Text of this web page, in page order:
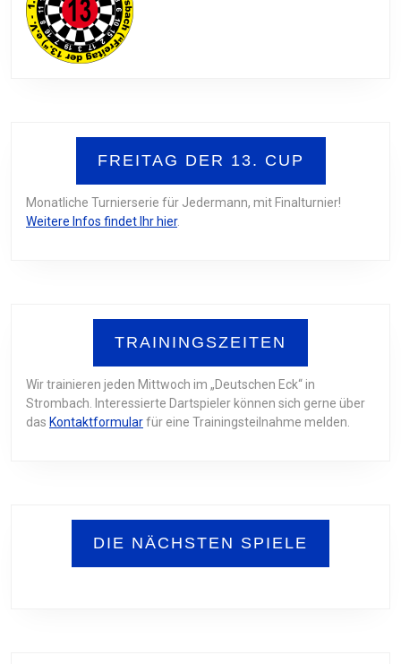
FREITAG DER 13. CUP
Monatliche Turnierserie für Jedermann, mit Finalturnier!
Weitere Infos findet Ihr hier.
TRAININGSZEITEN
Wir trainieren jeden Mittwoch im „Deutschen Eck“ in
Strombach. Interessierte Dartspieler können sich gerne über
das Kontaktformularfür eine Trainingsteilnahme melden.
DIE NÄCHSTEN SPIELE